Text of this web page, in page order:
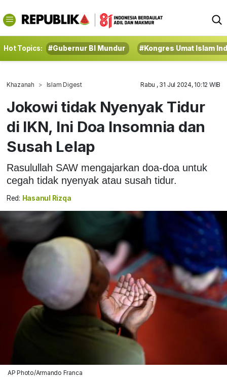
Hot Topics: #Gubernur BI Mundur #Kongres Umat Islam
Khazanah Islam Digest Rabu , 31 Jul 2024, 10:12 WIB
Jokowi tidak Nyenyak Tidur
di IKN, Ini Doa Insomnia dan
Susah Lelap
Rasulullah SAW mengajarkan doa-doa untuk
cegah tidak nyenyak atau susah tidur.
Red: Hasanul Rizqa
AP Photo/Armando Franca